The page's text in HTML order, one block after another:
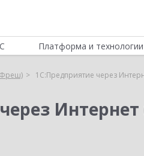
Платформа и технологии
1С:Предприятие через